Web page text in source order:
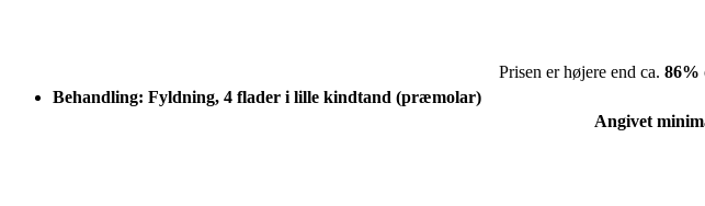
Prisen er højere end ca. 86%
Behandling: Fyldning, 4 flader i lille kindtand (præmolar)
Angivet